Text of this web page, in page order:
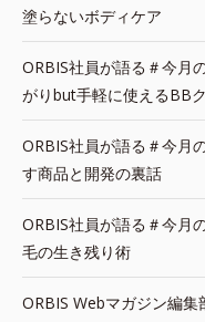
塗らないボディケア
ORBIS社員が語る＃今月
がりbut手軽に使えるBB
ORBIS社員が語る＃今月
す商品と開発の裏話
ORBIS社員が語る＃今月
毛の生き残り術
ORBIS Webマガジン編